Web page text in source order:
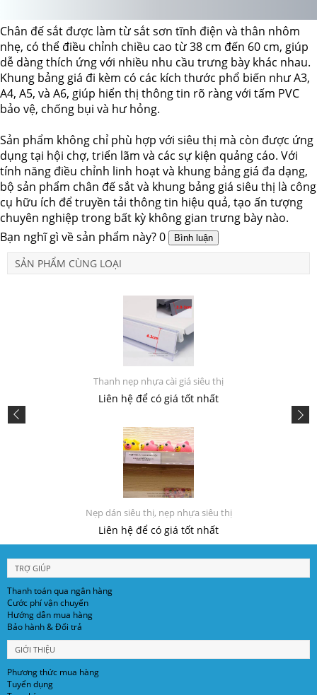
Chân đế sắt được làm từ sắt sơn tĩnh điện và thân nhôm
nhẹ, có thể điều chỉnh chiều cao từ 38 cm đến 60 cm, giúp
dễ dàng thích ứng với nhiều nhu cầu trưng bày khác nhau.
Khung bảng giá đi kèm có các kích thước phổ biến như A3,
A4, A5, và A6, giúp hiển thị thông tin rõ ràng với tấm PVC
bảo vệ, chống bụi và hư hỏng.
Sản phẩm không chỉ phù hợp với siêu thị mà còn được ứng
dụng tại hội chợ, triển lãm và các sự kiện quảng cáo. Với
tính năng điều chỉnh linh hoạt và khung bảng giá đa dạng,
bộ sản phẩm chân đế sắt và khung bảng giá siêu thị là công
cụ hữu ích để truyền tải thông tin hiệu quả, tạo ấn tượng
chuyên nghiệp trong bất kỳ không gian trưng bày nào.
Bạn nghĩ gì về sản phẩm này?0
SẢN PHẨM CÙNG LOẠI
Thanh nẹp nhựa cài giá siêu thị
Liên hệ để có giá tốt nhất
Nẹp dán siêu thị, nẹp nhựa siêu thị
Liên hệ để có giá tốt nhất
TRỢ GIÚP
Thanh toán qua ngân hàng
Cước phí vận chuyển
Hướng dẫn mua hàng
Bảo hành & Đổi trả
GIỚI THIỆU
Phương thức mua hàng
Tuyển dụng